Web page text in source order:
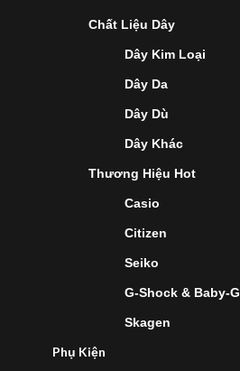
Chất Liệu Dây
Dây Kim Loại
Dây Da
Dây Dù
Dây Khác
Thương Hiệu Hot
Casio
Citizen
Seiko
G-Shock & Baby-G
Skagen
Phụ Kiện